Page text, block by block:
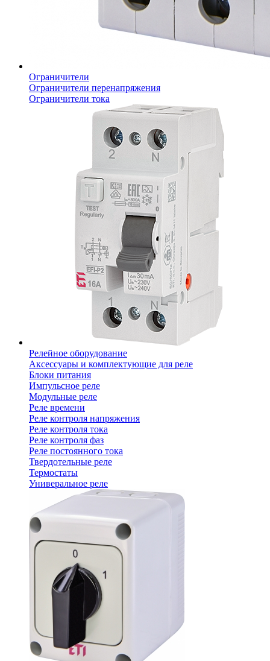
Ограничители
Ограничители перенапряжения
Ограничители тока
Релейное оборудование
Аксессуары и комплектующие для реле
Блоки питания
Импульсное реле
Модульные реле
Реле времени
Реле контроля напряжения
Реле контроля тока
Реле контроля фаз
Реле постоянного тока
Твердотельные реле
Термостаты
Универальное реле